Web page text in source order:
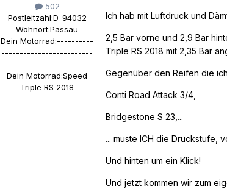
502
Postleitzahl:D-94032
Wohnort:Passau
Dein Motorrad:----------
-------------------------
----------
Dein Motorrad:Speed
Triple RS 2018
Ich hab mit Luftdruck und
2,5 Bar vorne und 2,9 Bar
Triple RS 2018 mit 2,35 Bar
Gegenüber den Reifen die
Conti Road Attack 3/4,
Bridgestone S 23,...
... muste ICH die Druckstufe,
Und hinten um ein Klick!
Und jetzt kommen wir zum